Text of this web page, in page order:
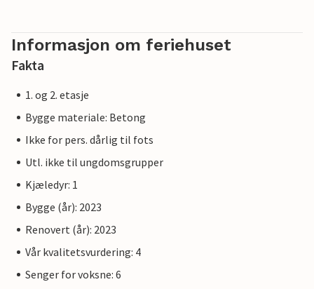
Informasjon om feriehuset
Fakta
1. og 2. etasje
Bygge materiale: Betong
Ikke for pers. dårlig til fots
Utl. ikke til ungdomsgrupper
Kjæledyr: 1
Bygge (år): 2023
Renovert (år): 2023
Vår kvalitetsvurdering: 4
Senger for voksne: 6